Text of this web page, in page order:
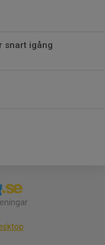
snart igång